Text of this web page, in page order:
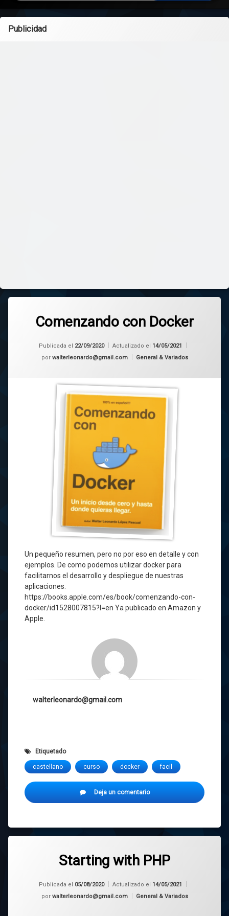
Publicidad
Comenzando con Docker
Publicada el 22/09/2020 Actualizado el 14/05/2021
por walterleonardo@gmail.com Categorías:
General & Variados
Un pequeño resumen, pero no por eso en detalle y con
ejemplos. De como podemos utilizar docker para
facilitarnos el desarrollo y despliegue de nuestras
aplicaciones.
https://books.apple.com/es/book/comenzando-con-
docker/id1528007815?l=en Ya publicado en Amazon y
Apple.
walterleonardo@gmail.com
Etiquetado
castellano curso docker facil
Deja un comentarioen
Starting with PHP
Publicada el 05/08/2020 Actualizado el 14/05/2021
por walterleonardo@gmail.com Categorías:
General & Variados